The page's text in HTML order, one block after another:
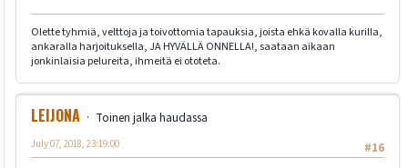
Olette tyhmiä, velttoja ja toivottomia tapauksia, joista ehkä kovalla kurilla,
ankaralla harjoituksella, JA HYVÄLLÄ ONNELLA!, saataan aikaan
jonkinlaisia pelureita, ihmeitä ei ototeta.
LEIJONA
Toinen jalka haudassa
#16
July 07, 2018, 23:19:00